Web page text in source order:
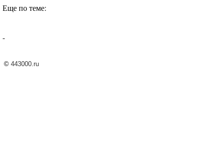
Еще по теме:
-
© 443000.ru